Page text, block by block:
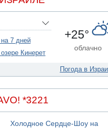
пытались ворваться в офис
дым над портом
для Ирана
экологии
высоком уровне
в девяти реках и ручьях на
7 дней
Кинерет
+25°
облачно
Погода в
*3221
Холодное Сердце-Шоу на